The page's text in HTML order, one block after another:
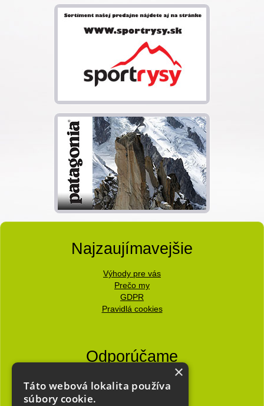
Najzaujímavejšie
Výhody pre vás
Prečo my
GDPR
Pravidlá cookies
Odporúčame
Partneri
Užitočné
×
Táto webová lokalita používa
súbory cookie.